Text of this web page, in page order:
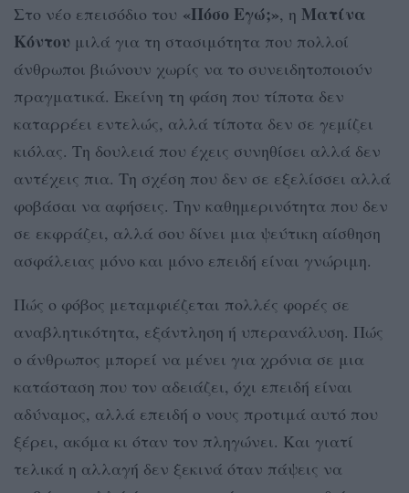
Στο νέο επεισόδιο του «Πόσο Εγώ;», η Ματίνα
Κόντου μιλά για τη στασιμότητα που πολλοί
άνθρωποι βιώνουν χωρίς να το συνειδητοποιούν
πραγματικά. Εκείνη τη φάση που τίποτα δεν
καταρρέει εντελώς, αλλά τίποτα δεν σε γεμίζει
κιόλας. Τη δουλειά που έχεις συνηθίσει αλλά δεν
αντέχεις πια. Τη σχέση που δεν σε εξελίσσει αλλά
φοβάσαι να αφήσεις. Την καθημερινότητα που δεν
σε εκφράζει, αλλά σου δίνει μια ψεύτικη αίσθηση
ασφάλειας μόνο και μόνο επειδή είναι γνώριμη.
Πώς ο φόβος μεταμφιέζεται πολλές φορές σε
αναβλητικότητα, εξάντληση ή υπερανάλυση. Πώς
ο άνθρωπος μπορεί να μένει για χρόνια σε μια
κατάσταση που τον αδειάζει, όχι επειδή είναι
αδύναμος, αλλά επειδή ο νους προτιμά αυτό που
ξέρει, ακόμα κι όταν τον πληγώνει. Και γιατί
τελικά η αλλαγή δεν ξεκινά όταν πάψεις να